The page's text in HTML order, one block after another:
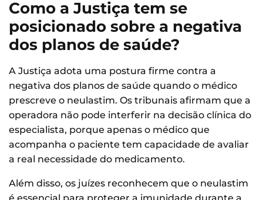
Como a Justiça tem se
posicionado sobre a negativa
dos planos de saúde?
A Justiça adota uma postura firme contra a
negativa dos planos de saúde quando o médico
prescreve o neulastim. Os tribunais afirmam que a
operadora não pode interferir na decisão clínica do
especialista, porque apenas o médico que
acompanha o paciente tem capacidade de avaliar
a real necessidade do medicamento.
Além disso, os juízes reconhecem que o neulastim